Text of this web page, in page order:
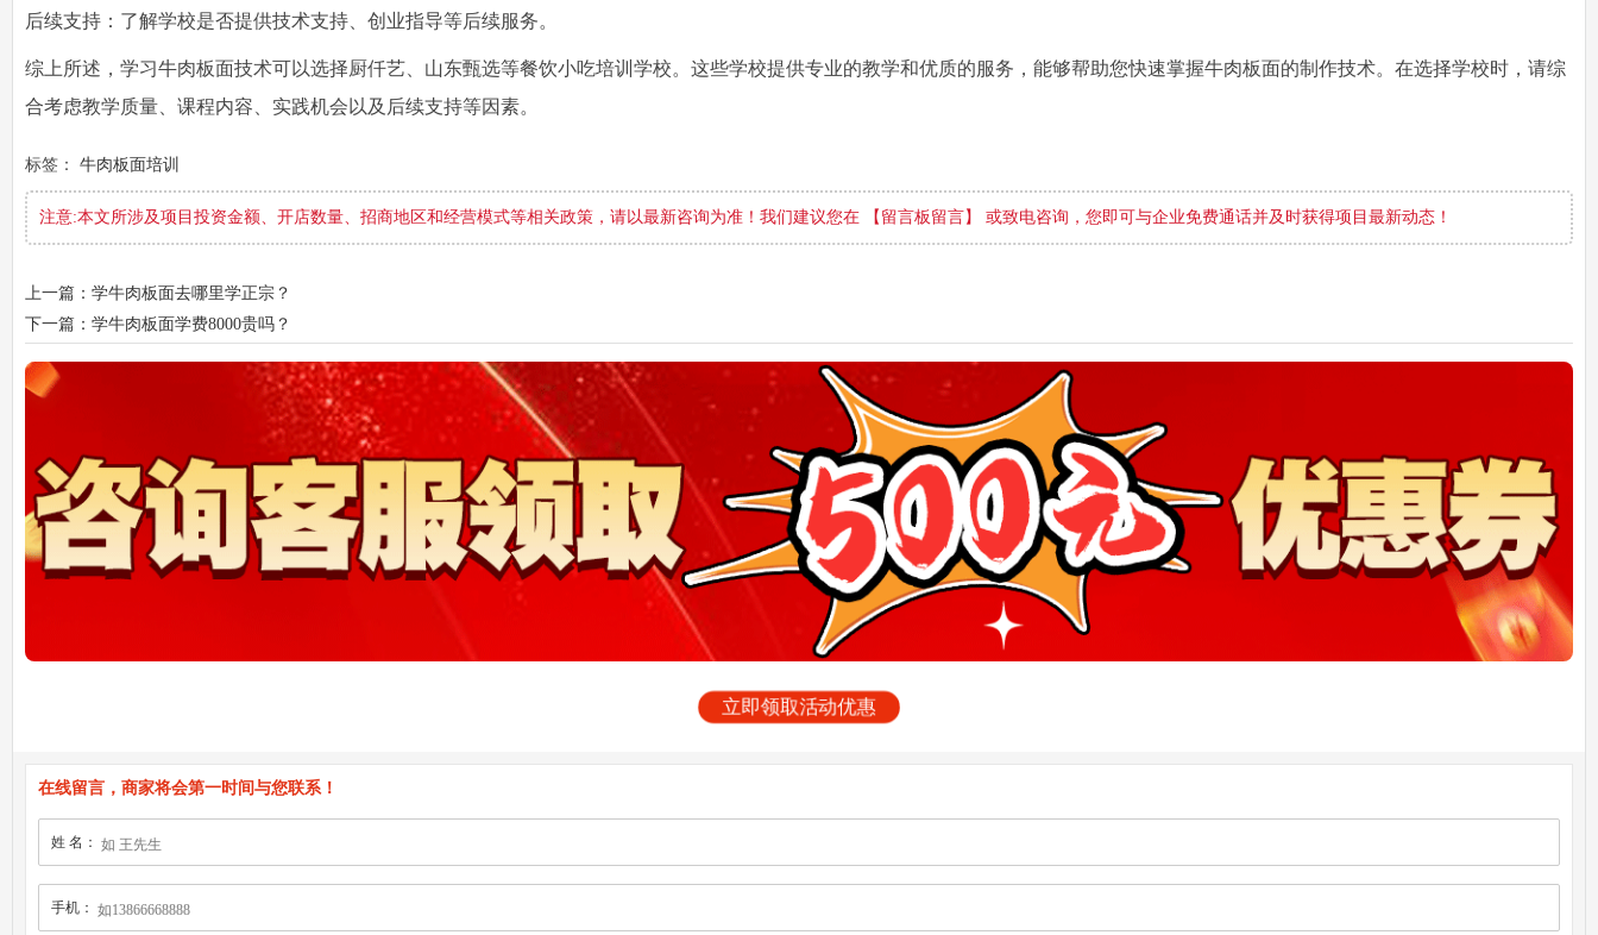
后续支持：了解学校是否提供技术支持、创业指导等后续服务。
综上所述，学习牛肉板面技术可以选择厨仟艺、山东甄选等餐饮小吃培训学校。这些学校提供专业的教学和优质的服务，能够帮助您快速掌握牛肉板面的制作技术。在选择学校时，请综
合考虑教学质量、课程内容、实践机会以及后续支持等因素。
标签： 牛肉板面培训
注意:本文所涉及项目投资金额、开店数量、招商地区和经营模式等相关政策，请以最新咨询为准！我们建议您在 【留言板留言】 或致电咨询，您即可与企业免费通话并及时获得项目最新动态！
上一篇：学牛肉板面去哪里学正宗？
下一篇：学牛肉板面学费8000贵吗？
立即领取活动优惠
在线留言，商家将会第一时间与您联系！
姓 名：
手机：